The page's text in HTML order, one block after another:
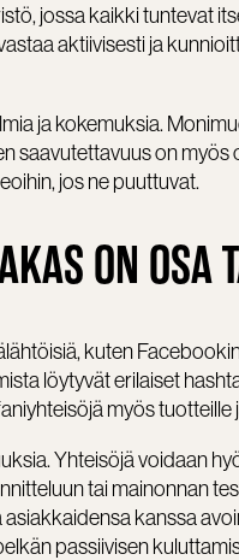
jossa kaikki tuntevat
aktiivisesti ja
ja kokemuksia.
saavutettavuus on myös
jos ne puuttuvat.
ON OSA
kuten
löytyvät erilaiset
myös tuotteille
Yhteisöjä voidaan
tai mainonnan
kanssa
passiivisen